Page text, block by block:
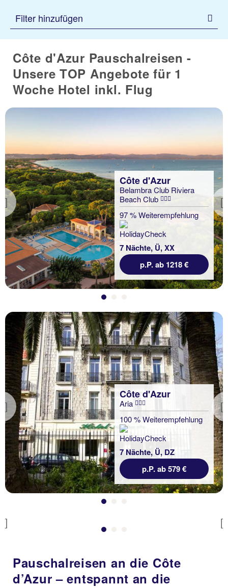
Filter hinzufügen
Côte d'Azur Pauschalreisen -
Unsere TOP Angebote für 1
Woche Hotel inkl. Flug
Previous
Côte d'Azur
Belambra Club Riviera
Beach Club
97 % Weiterempfehlung
7 Nächte, Ü, XX
p.P. ab 1218 €
Previous
Côte d'Azur
Aria
100 % Weiterempfehlung
7 Nächte, Ü, DZ
p.P. ab 579 €
Previous
Côte d'Azur
Sonder Yelo Mozart
100 % Weiterempfehlung
7 Nächte, Ü, DZ
p.P. ab 576 €
Pauschalreisen an die Côte
d’Azur – entspannt an die